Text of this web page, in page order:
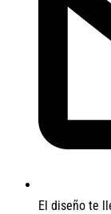
El diseño te